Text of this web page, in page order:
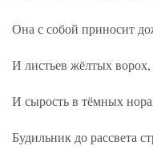
Она с собой приносит
И листьев жёлтых
И сырость в тёмных
Будильник до рассвета